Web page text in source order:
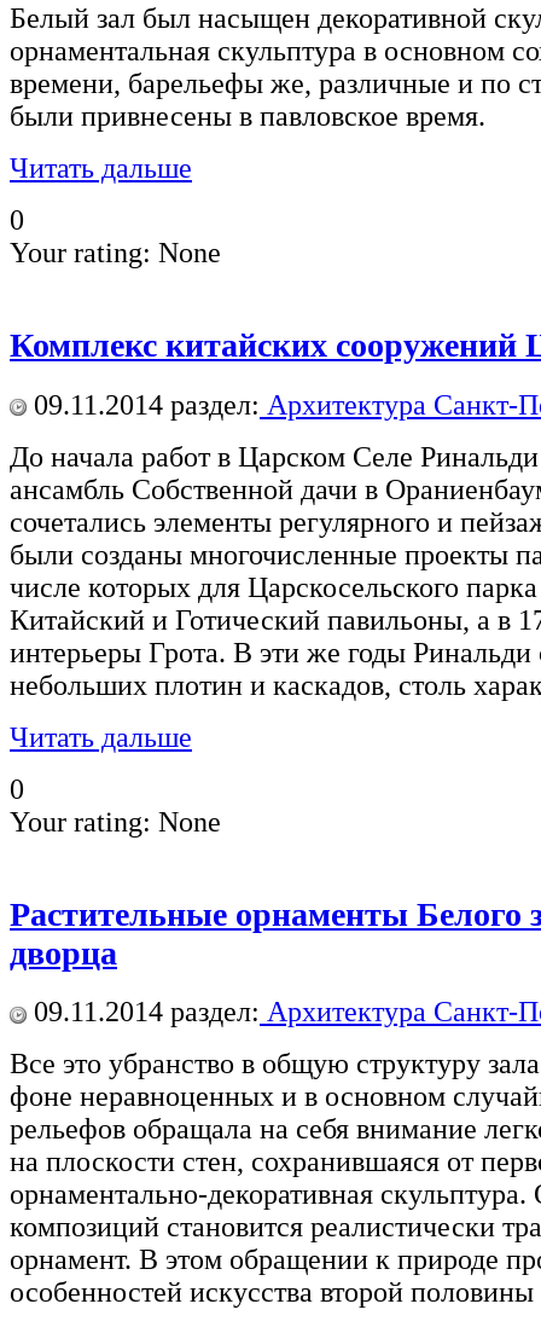
Белый зал был насыщен декоративной
орнаментальная скульптура в основном
времени, барельефы же, различные и по
были привнесены в павловское время.
Читать дальше
0
Your rating: None
Комплекс китайских сооружений
09.11.2014 раздел: Архитектура Санкт-
До начала работ в Царском Селе
ансамбль Собственной дачи в
сочетались элементы регулярного и
были созданы многочисленные проекты
числе которых для Царскосельского
Китайский и Готический павильоны, а в
интерьеры Грота. В эти же годы Ринальди
небольших плотин и каскадов, столь
Читать дальше
0
Your rating: None
Растительные орнаменты Белого
дворца
09.11.2014 раздел: Архитектура Санкт-
Все это убранство в общую структуру
фоне неравноценных и в основном
рельефов обращала на себя внимание
на плоскости стен, сохранившаяся от
орнаментально-декоративная
композиций становится реалистически
орнамент. В этом обращении к природе
особенностей искусства второй